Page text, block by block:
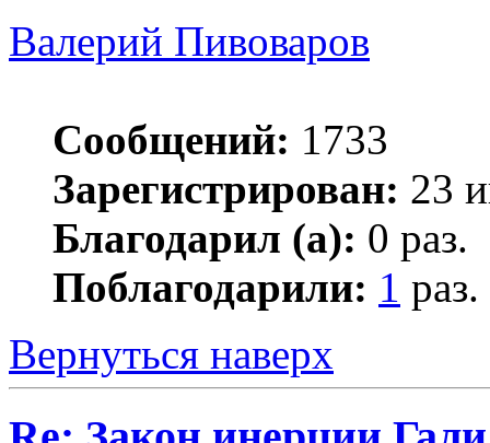
Валерий Пивоваров
Сообщений: 1733
Зарегистрирован: 23
Благодарил (а): 0 раз.
Поблагодарили: 1 раз.
Вернуться наверх